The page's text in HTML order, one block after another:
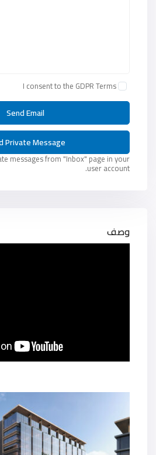
وصف
I consent to the GDPR Terms
messages from "Inbox" page in your
user account.